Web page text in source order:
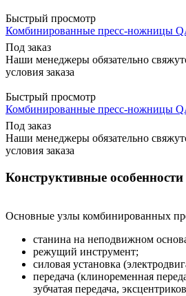
Быстрый просмотр
Комбинированные пресс-ножницы
Под заказ
Наши менеджеры обязательно
условия заказа
Быстрый просмотр
Комбинированные пресс-ножницы
Под заказ
Наши менеджеры обязательно
условия заказа
Конструктивные особенности
Основные узлы комбинированных
станина на неподвижном
режущий инструмент;
силовая установка
передача (клиноременная
зубчатая передача,